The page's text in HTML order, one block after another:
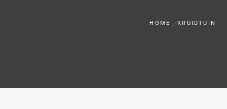
HOME KRUIDTUIN